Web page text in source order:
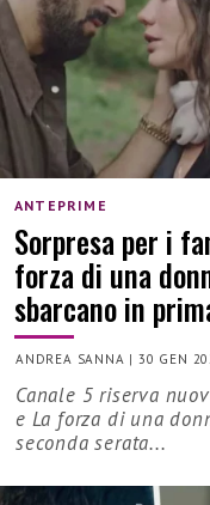
ANTEPRIME
Sorpresa per i
forza di una
sbarcano in
ANDREA SANNA |30 GEN
Canale 5 riserva
e La forza di una
seconda serata...